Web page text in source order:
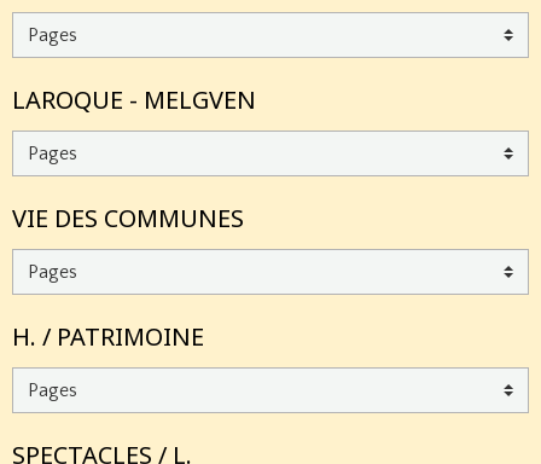
LAROQUE - MELGVEN
VIE DES COMMUNES
H. / PATRIMOINE
SPECTACLES / L.